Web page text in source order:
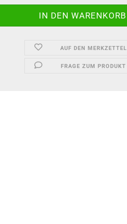
AUF DEN MERKZETTEL
FRAGE ZUM PRODUKT